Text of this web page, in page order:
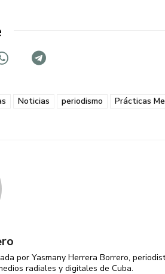
Noticias periodismo
Prácticas
por Yasmany Herrera Borrero,
radiales y digitales de Cuba.